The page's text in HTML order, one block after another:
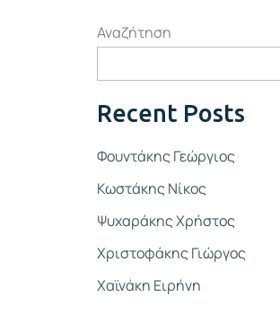
Αναζήτηση
Recent Posts
Φουντάκης Γεώργιος
Κωστάκης Νίκος
Ψυχαράκης Χρήστος
Χριστοφάκης Γιώργος
Χαϊνάκη Ειρήνη